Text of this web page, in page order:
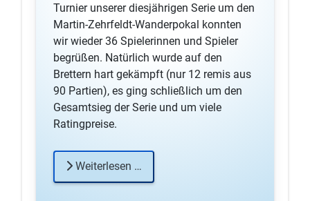
Turnier unserer diesjährigen Serie um den
Martin-Zehrfeldt-Wanderpokal konnten
wir wieder 36 Spielerinnen und Spieler
begrüßen. Natürlich wurde auf den
Brettern hart gekämpft (nur 12 remis aus
90 Partien), es ging schließlich um den
Gesamtsieg der Serie und um viele
Ratingpreise.
Weiterlesen …